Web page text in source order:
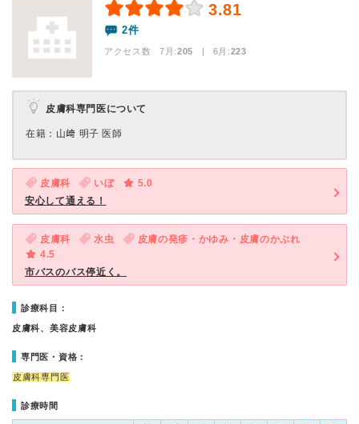
3.81
2件
アクセス数 7月:205 | 6月:223
皮膚科専門医について
在籍：山﨑 明子 医師
皮膚科 いぼ
5.0
安心して通える！
皮膚科 水虫
皮膚の発疹・かゆみ・皮膚のかぶれ
4.5
市バスのバス停近く。
診療科目：
皮膚科、美容皮膚科
専門医・資格：
皮膚科専門医
診療時間